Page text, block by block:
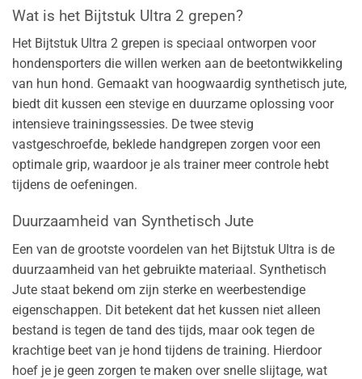
Wat is het Bijtstuk Ultra 2 grepen?
Het Bijtstuk Ultra 2 grepen is speciaal ontworpen voor
hondensporters die willen werken aan de beetontwikkeling
van hun hond. Gemaakt van hoogwaardig synthetisch jute,
biedt dit kussen een stevige en duurzame oplossing voor
intensieve trainingssessies. De twee stevig
vastgeschroefde, beklede handgrepen zorgen voor een
optimale grip, waardoor je als trainer meer controle hebt
tijdens de oefeningen.
Duurzaamheid van Synthetisch Jute
Een van de grootste voordelen van het Bijtstuk Ultra is de
duurzaamheid van het gebruikte materiaal. Synthetisch
Jute staat bekend om zijn sterke en weerbestendige
eigenschappen. Dit betekent dat het kussen niet alleen
bestand is tegen de tand des tijds, maar ook tegen de
krachtige beet van je hond tijdens de training. Hierdoor
hoef je je geen zorgen te maken over snelle slijtage, wat